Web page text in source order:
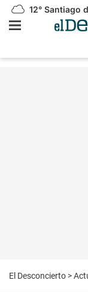
12° Santiago
El Desconcierto >